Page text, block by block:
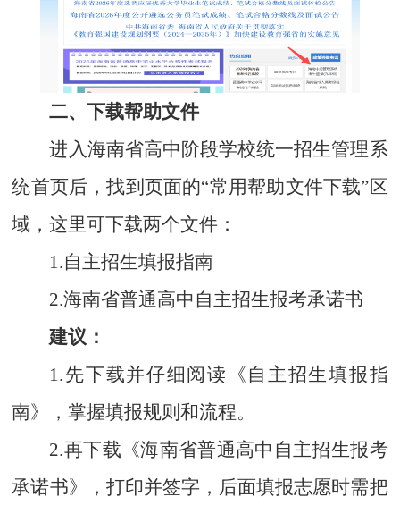
二、下载帮助文件
进入海南省高中阶段学校统一招生管理系
统首页后，找到页面的“常用帮助文件下载”区
域，这里可下载两个文件：
1.自主招生填报指南
2.海南省普通高中自主招生报考承诺书
建议：
1.先下载并仔细阅读《自主招生填报指
南》，掌握填报规则和流程。
2.再下载《海南省普通高中自主招生报考
承诺书》，打印并签字，后面填报志愿时需把